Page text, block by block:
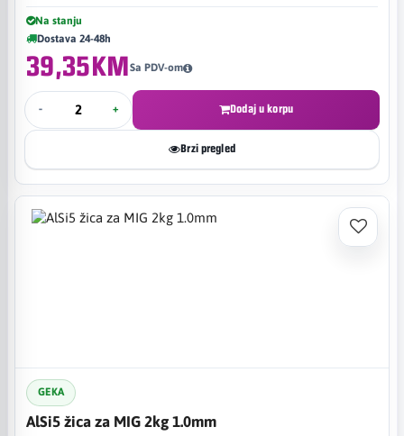
Na stanju
Dostava 24-48h
39,35KMSa PDV-om
- + Dodaj u korpu
Brzi pregled
GEKA
AlSi5 žica za MIG 2kg 1.0mm